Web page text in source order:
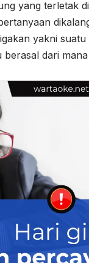
yang terletak
yakni
dari